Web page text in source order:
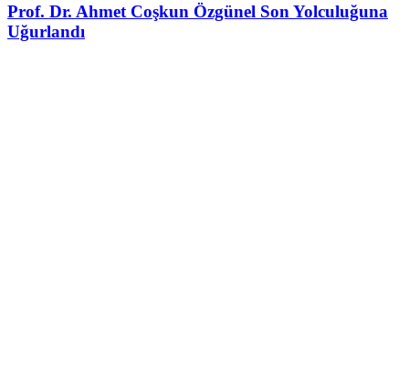
Prof. Dr. Ahmet Coşkun Özgünel Son Yolculuğuna
Uğurlandı